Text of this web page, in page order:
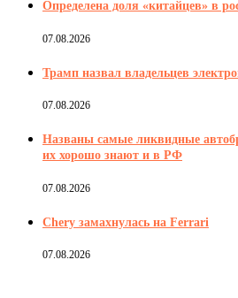
Определена доля «китайцев» в
07.08.2026
Трамп назвал владельцев
07.08.2026
Названы самые ликвидные
их хорошо знают и в РФ
07.08.2026
Chery замахнулась на Ferrari
07.08.2026